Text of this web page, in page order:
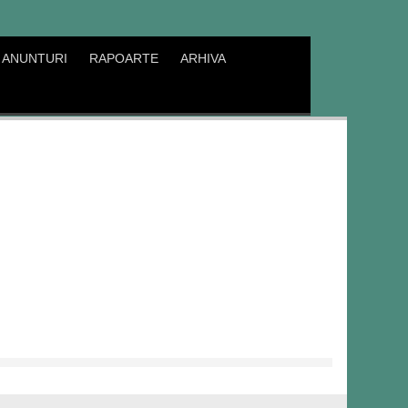
ANUNTURI RAPOARTE ARHIVA